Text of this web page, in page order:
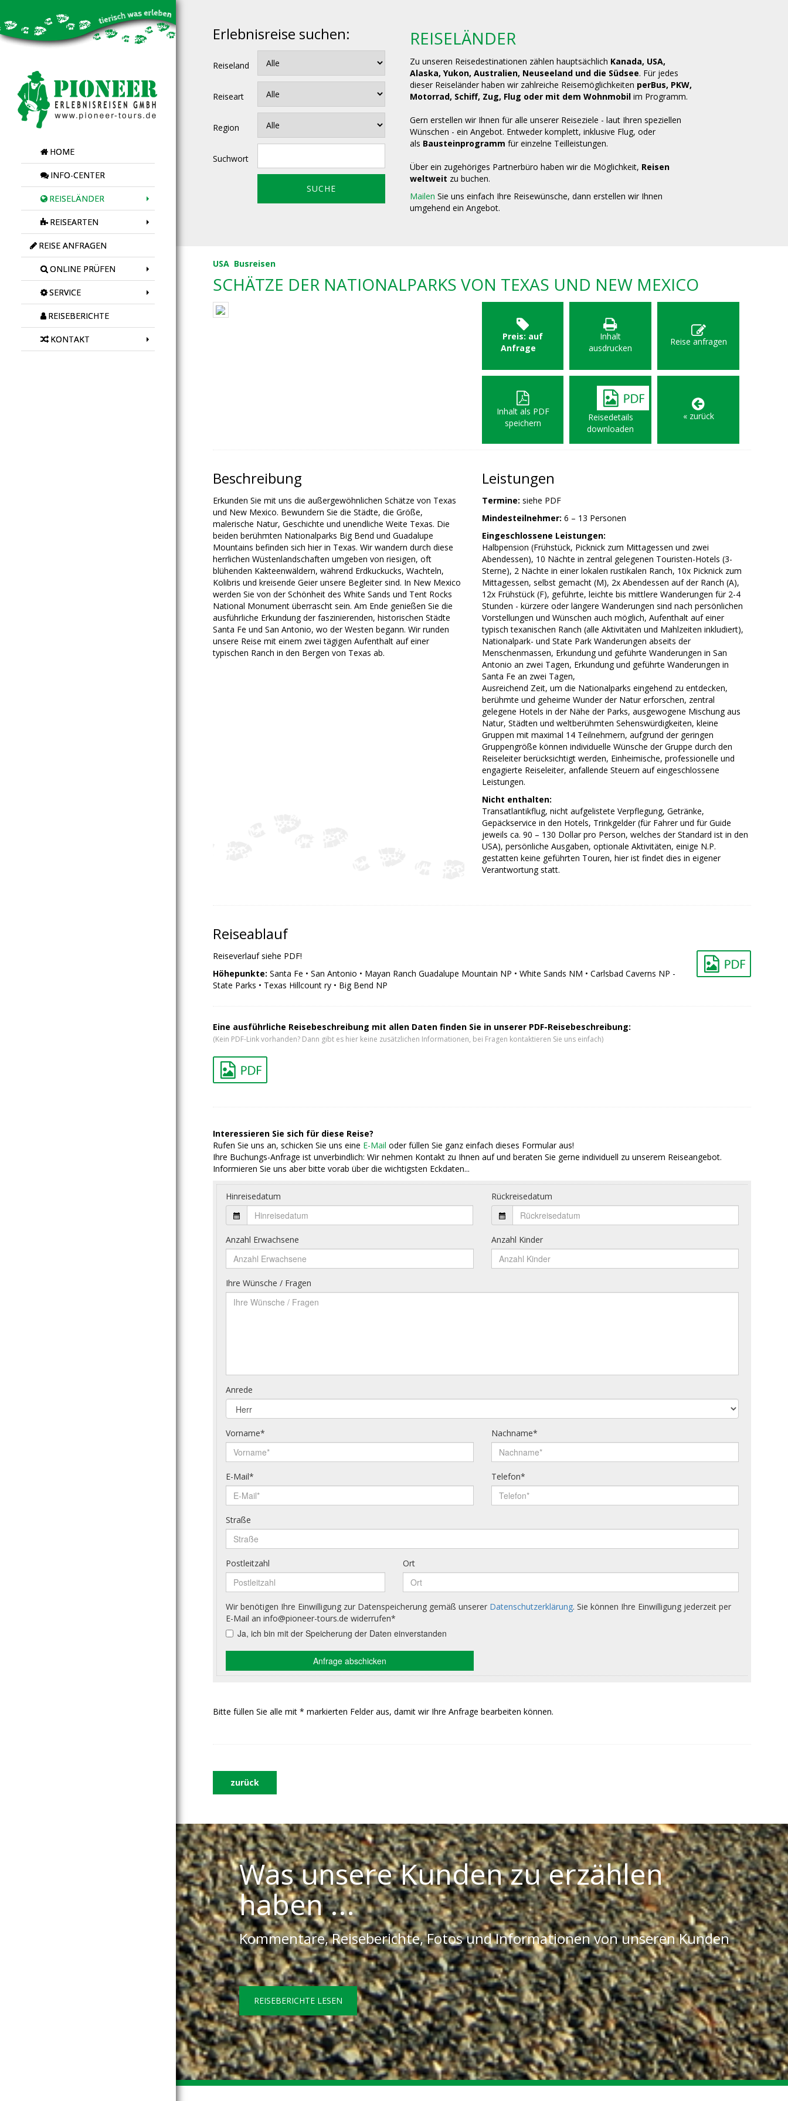
HOME
INFO-CENTER
REISELÄNDER
REISEARTEN
REISE ANFRAGEN
ONLINE PRÜFEN
SERVICE
REISEBERICHTE
KONTAKT
Erlebnisreise suchen:
Reiseland
Reiseart
Region
Suchwort
REISELÄNDER
Zu unseren Reisedestinationen zählen hauptsächlich Kanada, USA,
Alaska, Yukon, Australien, Neuseeland und die Südsee. Für jedes
dieser Reiseländer haben wir zahlreiche Reisemöglichkeiten perBus, PKW,
Motorrad, Schiff, Zug, Flug oder mit dem Wohnmobilim Programm.
Gern erstellen wir Ihnen für alle unserer Reiseziele - laut Ihren speziellen
Wünschen - ein Angebot. Entweder komplett, inklusive Flug, oder
als Bausteinprogramm für einzelne Teilleistungen.
Über ein zugehöriges Partnerbüro haben wir die Möglichkeit, Reisen
weltweit zu buchen.
Mailen Sie uns einfach Ihre Reisewünsche, dann erstellen wir Ihnen
umgehend ein Angebot.
USA Busreisen
SCHÄTZE DER NATIONALPARKS VON TEXAS UND NEW MEXICO
Preis: auf
Anfrage
Inhalt
ausdrucken
Reise anfragen
Inhalt als PDF
speichern
Reisedetails
downloaden
« zurück
Beschreibung
Erkunden Sie mit uns die außergewöhnlichen Schätze von Texas
und New Mexico. Bewundern Sie die Städte, die Größe,
malerische Natur, Geschichte und unendliche Weite Texas. Die
beiden berühmten Nationalparks Big Bend und Guadalupe
Mountains befinden sich hier in Texas. Wir wandern durch diese
herrlichen Wüstenlandschaften umgeben von riesigen, oft
blühenden Kakteenwäldern, während Erdkuckucks, Wachteln,
Kolibris und kreisende Geier unsere Begleiter sind. In New Mexico
werden Sie von der Schönheit des White Sands und Tent Rocks
National Monument überrascht sein. Am Ende genießen Sie die
ausführliche Erkundung der faszinierenden, historischen Städte
Santa Fe und San Antonio, wo der Westen begann. Wir runden
unsere Reise mit einem zwei tägigen Aufenthalt auf einer
typischen Ranch in den Bergen von Texas ab.
Leistungen
Termine: siehe PDF
Mindesteilnehmer: 6 – 13 Personen
Eingeschlossene Leistungen:
Halbpension (Frühstück, Picknick zum Mittagessen und zwei
Abendessen), 10 Nächte in zentral gelegenen Touristen-Hotels (3-
Sterne), 2 Nächte in einer lokalen rustikalen Ranch, 10x Picknick zum
Mittagessen, selbst gemacht (M), 2x Abendessen auf der Ranch (A),
12x Frühstück (F), geführte, leichte bis mittlere Wanderungen für 2-4
Stunden - kürzere oder längere Wanderungen sind nach persönlichen
Vorstellungen und Wünschen auch möglich, Aufenthalt auf einer
typisch texanischen Ranch (alle Aktivitäten und Mahlzeiten inkludiert),
Nationalpark- und State Park Wanderungen abseits der
Menschenmassen, Erkundung und geführte Wanderungen in San
Antonio an zwei Tagen, Erkundung und geführte Wanderungen in
Santa Fe an zwei Tagen,
Ausreichend Zeit, um die Nationalparks eingehend zu entdecken,
berühmte und geheime Wunder der Natur erforschen, zentral
gelegene Hotels in der Nähe der Parks, ausgewogene Mischung aus
Natur, Städten und weltberühmten Sehenswürdigkeiten, kleine
Gruppen mit maximal 14 Teilnehmern, aufgrund der geringen
Gruppengröße können individuelle Wünsche der Gruppe durch den
Reiseleiter berücksichtigt werden, Einheimische, professionelle und
engagierte Reiseleiter, anfallende Steuern auf eingeschlossene
Leistungen.
Nicht enthalten:
Transatlantikflug, nicht aufgelistete Verpflegung, Getränke,
Gepäckservice in den Hotels, Trinkgelder (für Fahrer und für Guide
jeweils ca. 90 – 130 Dollar pro Person, welches der Standard ist in den
USA), persönliche Ausgaben, optionale Aktivitäten, einige N.P.
gestatten keine geführten Touren, hier ist findet dies in eigener
Verantwortung statt.
Reiseablauf
Reiseverlauf siehe PDF!
Höhepunkte: Santa Fe • San Antonio • Mayan Ranch Guadalupe Mountain NP • White Sands NM • Carlsbad Caverns NP -
State Parks • Texas Hillcount ry • Big Bend NP
Eine ausführliche Reisebeschreibung mit allen Daten finden Sie in unserer PDF-Reisebeschreibung:
(Kein PDF-Link vorhanden? Dann gibt es hier keine zusätzlichen Informationen, bei Fragen kontaktieren Sie uns einfach)
Interessieren Sie sich für diese Reise?
Rufen Sie uns an, schicken Sie uns eine E-Mail oder füllen Sie ganz einfach dieses Formular aus!
Ihre Buchungs-Anfrage ist unverbindlich: Wir nehmen Kontakt zu Ihnen auf und beraten Sie gerne individuell zu unserem Reiseangebot.
Informieren Sie uns aber bitte vorab über die wichtigsten Eckdaten...
Bitte füllen Sie alle mit * markierten Felder aus, damit wir Ihre Anfrage bearbeiten können.
zurück
Was unsere Kunden zu erzählen
haben ...
Kommentare, Reiseberichte, Fotos und Informationen von unseren Kunden
REISEBERICHTE LESEN